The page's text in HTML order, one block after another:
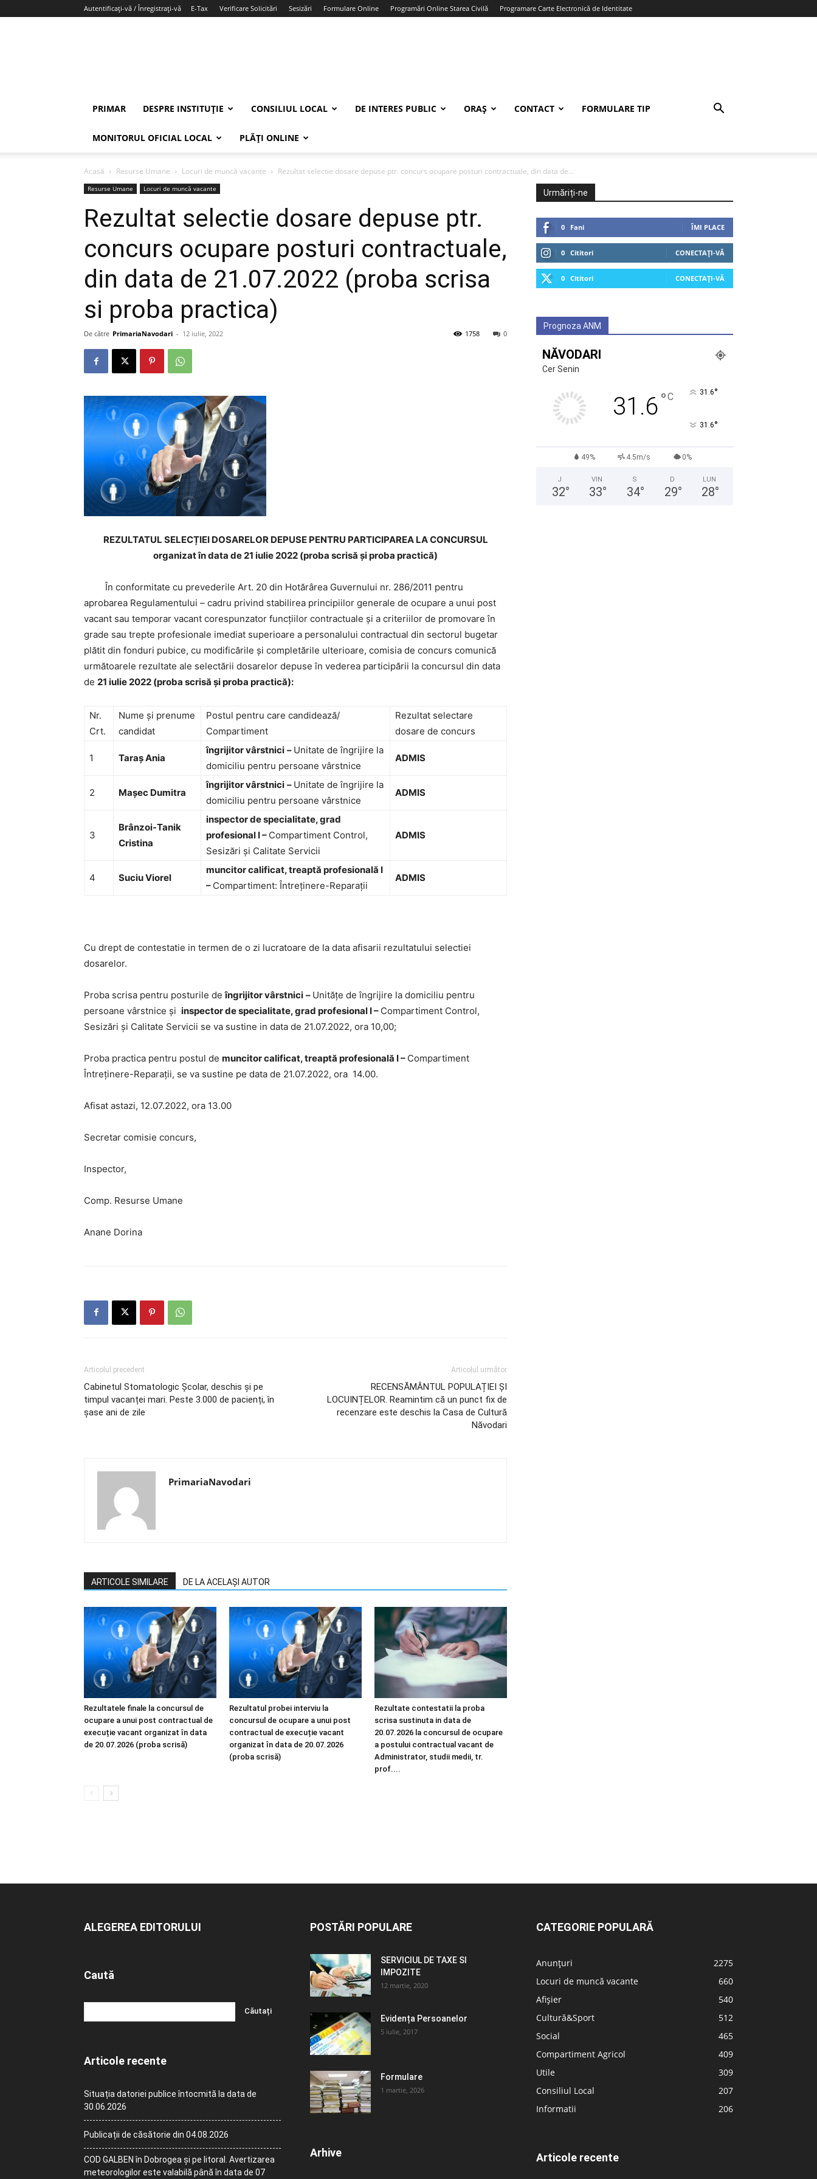
Autentificați-vă / Înregistrați-vă E-Tax Verificare Solicitări Sesizări Formulare Online Programări Online Starea Civilă Programare Carte Electronică de Identitate
PRIMAR DESPRE INSTITUȚIE CONSILIUL LOCAL DE INTERES PUBLIC ORAȘ CONTACT FORMULARE TIP
MONITORUL OFICIAL LOCAL PLĂȚI ONLINE
Acasă Resurse Umane Locuri de muncă vacante Rezultat selectie dosare depuse ptr. concurs ocupare posturi contractuale, din data de...
Resurse Umane Locuri de muncă vacante
Rezultat selectie dosare depuse ptr.
concurs ocupare posturi contractuale,
din data de 21.07.2022 (proba scrisa
si proba practica)
De către PrimariaNavodari - 12 iulie, 2022 0
1758
REZULTATUL SELECȚIEIDOSARELOR DEPUSE PENTRU PARTICIPAREA LA CONCURSUL
organizat în data de 21 iulie 2022 (proba scrisă și proba practică)
În conformitate cu prevederile Art. 20 din Hotărârea Guvernului nr. 286/2011 pentru
aprobarea Regulamentului – cadru privind stabilirea principiilor generale de ocupare a unui post
vacant sau temporar vacant corespunzator funcțiilor contractuale și a criteriilor de promovare în
grade sau trepte profesionale imediat superioare a personalului contractual din sectorul bugetar
plătit din fonduri pubice, cu modificările și completările ulterioare, comisia de concurs comunică
următoarele rezultate ale selectării dosarelor depuse în vederea participării la concursul din data
de 21 iulie 2022 (proba scrisă și proba practică):
Nr.
Crt.
Nume și prenume
candidat
Postul pentru care candidează/
Compartiment
Rezultat selectare
dosare de concurs
1 Taraș Ania
îngrijitor vârstnici – Unitate de îngrijire la
domiciliu pentru persoane vârstnice
ADMIS
2 Mașec Dumitra
îngrijitor vârstnici – Unitate de îngrijire la
domiciliu pentru persoane vârstnice
ADMIS
3
Brânzoi-Tanik
Cristina
inspector de specialitate, grad
profesional I – Compartiment Control,
Sesizări și Calitate Servicii
ADMIS
4 Suciu Viorel
muncitor calificat, treaptă profesională I
– Compartiment: Întreținere-Reparații
ADMIS
Cu drept de contestatie in termen de o zi lucratoare de la data afisarii rezultatului selectiei
dosarelor.
Proba scrisa pentru posturile deîngrijitor vârstnici – Unitățe de îngrijire la domiciliu pentru
persoane vârstnice și inspector de specialitate, grad profesional I – Compartiment Control,
Sesizări și Calitate Servicii se va sustine in data de 21.07.2022, ora 10,00;
Proba practica pentru postul de muncitor calificat, treaptă profesională I– Compartiment
Întreținere-Reparații, se va sustine pe data de 21.07.2022, ora 14.00.
Afisat astazi, 12.07.2022, ora 13.00
Secretar comisie concurs,
Inspector,
Comp. Resurse Umane
Anane Dorina
Articolul precedent
Cabinetul Stomatologic Școlar, deschis și pe
timpul vacanței mari. Peste 3.000 de pacienți, în
șase ani de zile
Articolul următor
RECENSĂMÂNTUL POPULAȚIEI ȘI
LOCUINȚELOR. Reamintim că un punct fix de
recenzare este deschis la Casa de Cultură
Năvodari
PrimariaNavodari
ARTICOLE SIMILARE DE LA ACELAȘI AUTOR
Rezultatele finale la concursul de
ocupare a unui post contractual de
execuție vacant organizat în data
de 20.07.2026 (proba scrisă)
Rezultatul probei interviu la
concursul de ocupare a unui post
contractual de execuție vacant
organizat în data de 20.07.2026
(proba scrisă)
Rezultate contestatii la proba
scrisa sustinuta in data de
20.07.2026 la concursul de ocupare
a postului contractual vacant de
Administrator, studii medii, tr.
prof....
Urmăriți-ne
0 Fani ÎMI PLACE
0 Cititori CONECTAȚI-VĂ
0 Cititori CONECTAȚI-VĂ
Prognoza ANM
NĂVODARI
Cer Senin
31.6°C 31.6°
31.6°
49% 4.5m/s 0%
J
32°
VIN
33°
S
34°
D
29°
LUN
28°
ALEGEREA EDITORULUI
Caută
Articole recente
Situația datoriei publice întocmită la data de
30.06.2026
Publicații de căsătorie din 04.08.2026
COD GALBEN în Dobrogea și pe litoral. Avertizarea
meteorologilor este valabilă până în data de 07
POSTĂRI POPULARE
SERVICIUL DE TAXE SI
IMPOZITE
12 martie, 2020
Evidența Persoanelor
5 iulie, 2017
Formulare
1 martie, 2026
Arhive
CATEGORIE POPULARĂ
Anunțuri
2275
Locuri de muncă vacante
660
Afișier
540
Cultură&Sport
512
Social
465
Compartiment Agricol
409
Utile
309
Consiliul Local
207
Informatii
206
Articole recente